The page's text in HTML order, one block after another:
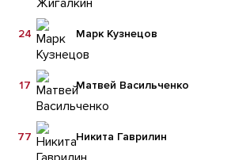
Марк Кузнецов
24
Матвей Васильченко
17
Никита Гаврилин
77